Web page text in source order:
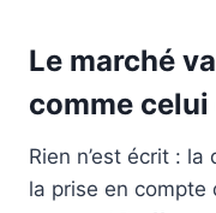
Le marché
comme
Rien n’est écrit :
la prise en compte